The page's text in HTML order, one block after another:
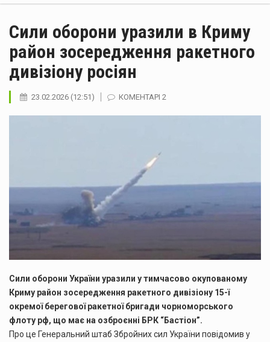
Сили оборони уразили в Криму
район зосередження ракетного
дивізіону росіян
23.02.2026 (12:51) КОМЕНТАРІ 2
Сили оборони України уразили у тимчасово окупованому
Криму район зосередження ракетного дивізіону 15-ї
окремої берегової ракетної бригади чорноморського
флоту рф, що має на озброєнні БРК “Бастіон”.
Про це Генеральний штаб Збройних сил України повідомив у